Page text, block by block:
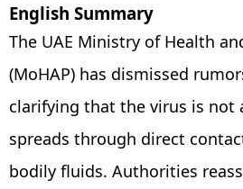
English Summary
The UAE Ministry of Health
(MoHAP) has dismissed
clarifying that the virus is not
spreads through direct
bodily fluids. Authorities